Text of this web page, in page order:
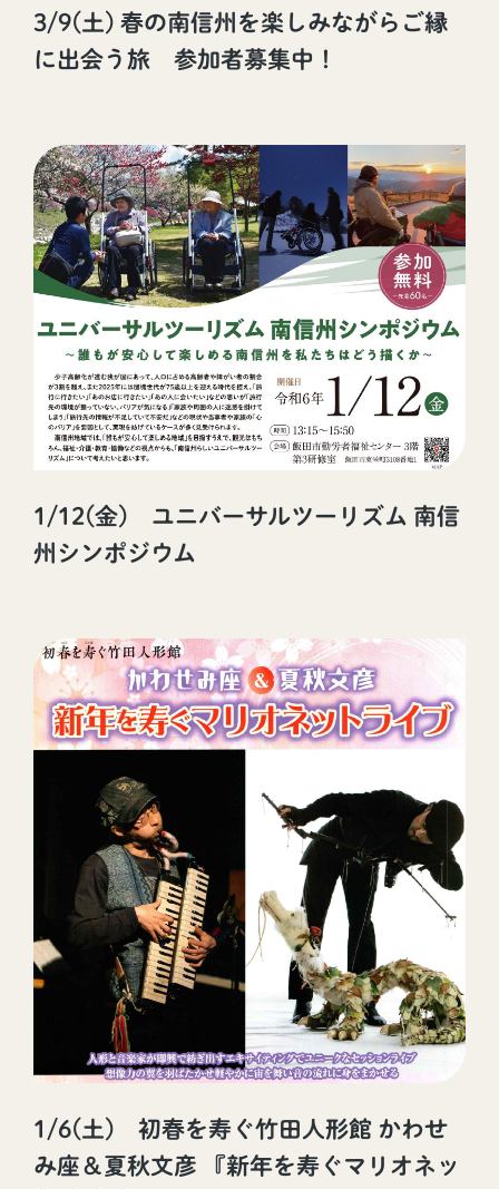
3/9(土) 春の南信州を楽しみながらご縁
に出会う旅 参加者募集中！
1/12(金) ユニバーサルツーリズム 南信
州シンポジウム
1/6(土) 初春を寿ぐ竹田人形館 かわせ
み座＆夏秋文彦 『新年を寿ぐマリオネッ